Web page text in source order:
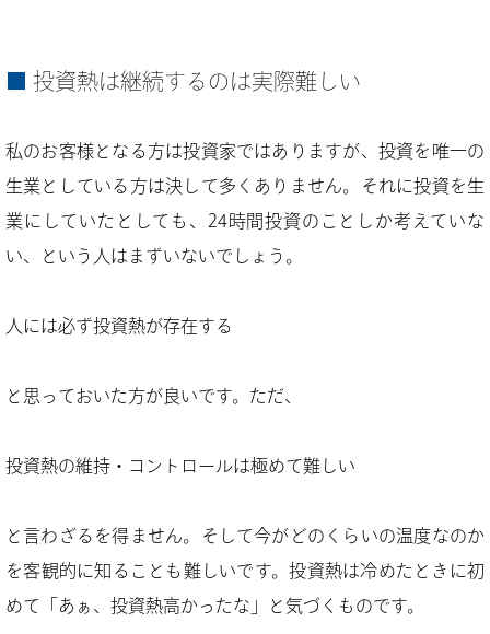
投資熱は継続するのは実際難しい
私のお客様となる方は投資家ではありますが、投資を唯一の
生業としている方は決して多くありません。それに投資を生
業にしていたとしても、24時間投資のことしか考えていな
い、という人はまずいないでしょう。
人には必ず投資熱が存在する
と思っておいた方が良いです。ただ、
投資熱の維持・コントロールは極めて難しい
と言わざるを得ません。そして今がどのくらいの温度なのか
を客観的に知ることも難しいです。投資熱は冷めたときに初
めて「あぁ、投資熱高かったな」と気づくものです。